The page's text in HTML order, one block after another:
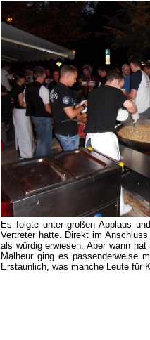
Es folgte unter großen Applaus
Vertreter hatte. Direkt im
als würdig erwiesen. Aber wann
Malheur ging es passenderweise
Erstaunlich, was manche Leute für